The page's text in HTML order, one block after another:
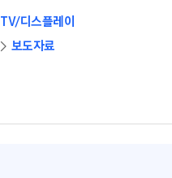
TV/디스플레이
보도자료